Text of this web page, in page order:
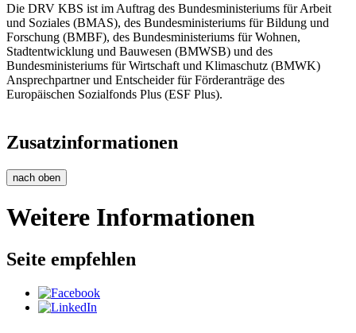
Die DRV KBS ist im Auftrag des Bundesministeriums für Arbeit
und Soziales (BMAS), des Bundesministeriums für Bildung und
Forschung (BMBF), des Bundesministeriums für Wohnen,
Stadtentwicklung und Bauwesen (BMWSB) und des
Bundesministeriums für Wirtschaft und Klimaschutz (BMWK)
Ansprechpartner und Entscheider für Förderanträge des
Europäischen Sozialfonds Plus (ESF Plus).
Zusatzinformationen
nach oben
Weitere Informationen
Seite empfehlen